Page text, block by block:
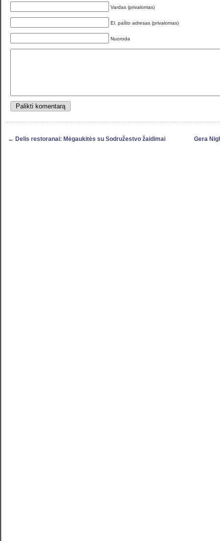
Vardas (privalomas)
El. pašto adresas (privalomas)
Nuoroda
← Delis restoranai: Mėgaukitės su Sodružestvo žaidimai Gera